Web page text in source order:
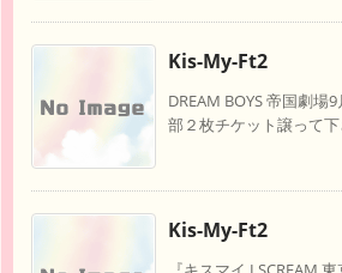
Kis-My-Ft2
DREAM BOYS 帝国劇場
部２枚チケット譲って下
Kis-My-Ft2